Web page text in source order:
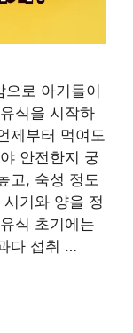
으로 아기들이
식을 시작하
제부터 먹여도
안전한지 궁
고, 숙성 정도
기와 양을 정
식 초기에는
다 섭취 …